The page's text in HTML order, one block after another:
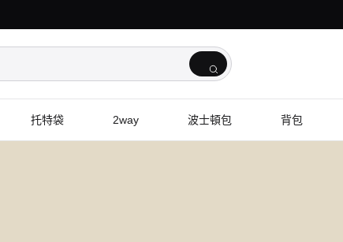
托特袋 2way 波士頓包 背包